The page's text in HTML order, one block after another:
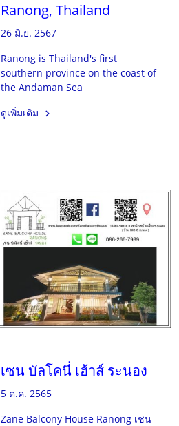
Ranong, Thailand
26 มิ.ย. 2567
Ranong is Thailand's first
southern province on the coast of
the Andaman Sea
ดูเพิ่มเติม
เซน บัลโคนี่ เฮ้าส์ ระนอง
5 ต.ค. 2565
Zane Balcony House Ranong เซน